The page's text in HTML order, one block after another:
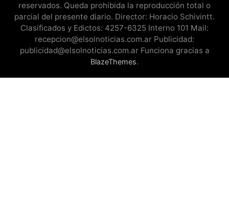
reservados. Queda prohibida la reproducción total o
parcial del presente diario. Director: Horacio Schivintt.
Clasificados y Edictos: 4257-6325 Interno 101 Mail:
recepcion@elsolnoticias.com.ar Publicidad:
publicidad@elsolnoticias.com.ar Funciona gracias a
BlazeThemes.